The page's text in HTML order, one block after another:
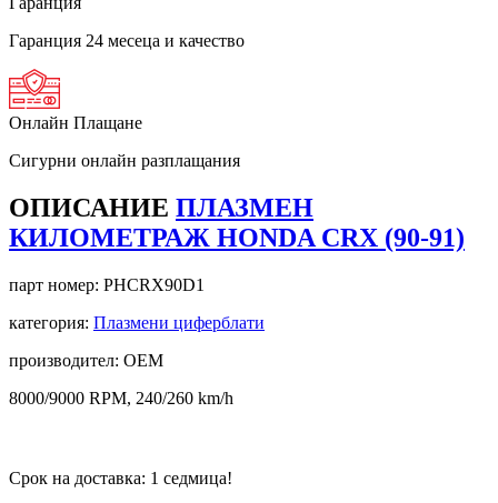
Гаранция 24 месеца и качество
Онлайн Плащане
Сигурни онлайн разплащания
ОПИСАНИЕ ПЛАЗМЕН
КИЛОМЕТРАЖ HONDA CRX (90-91)
парт номер: PHCRX90D1
категория: Плазмени циферблати
производител: OEM
8000/9000 RPM, 240/260 km/h
Срок на доставка: 1 седмица!